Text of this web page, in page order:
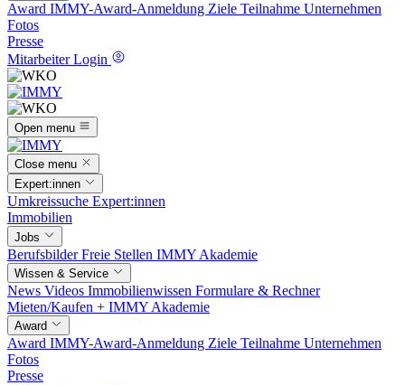
Award IMMY-Award-Anmeldung Ziele Teilnahme Unternehmen
Fotos
Presse
Mitarbeiter Login
Open menu
Close menu
Expert:innen
Umkreissuche Expert:innen
Immobilien
Jobs
BerufsbilderFreie Stellen IMMY Akademie
Wissen & Service
News Videos Immobilienwissen Formulare & Rechner
Mieten/Kaufen + IMMY Akademie
Award
Award IMMY-Award-Anmeldung Ziele Teilnahme Unternehmen
Fotos
Presse